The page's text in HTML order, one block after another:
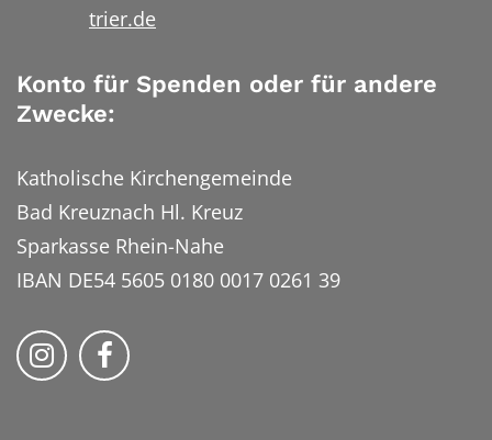
trier.de
Konto für Spenden oder für andere
Zwecke:
Katholische Kirchengemeinde
Bad Kreuznach Hl. Kreuz
Sparkasse Rhein-Nahe
IBAN DE54 5605 0180 0017 0261 39
Bistum Trier auf Instragram
Bistum Trier auf Facebook